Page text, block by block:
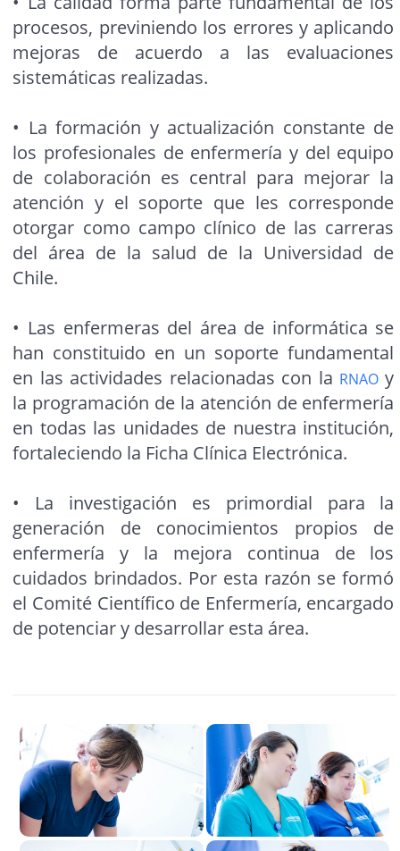
procesos, previniendo los errores y aplicando
mejoras de acuerdo a las evaluaciones
sistemáticas realizadas.
• La formación y actualización constante de
los profesionales de enfermería y del equipo
de colaboración es central para mejorar la
atención y el soporte que les corresponde
otorgar como campo clínico de las carreras
del área de la salud de la Universidad de
Chile.
• Las enfermeras del área de informática se
han constituido en un soporte fundamental
en las actividades relacionadas con la RNAOy
la programación de la atención de enfermería
en todas las unidades de nuestra institución,
fortaleciendo la Ficha Clínica Electrónica.
• La investigación es primordial para la
generación de conocimientos propios de
enfermería y la mejora continua de los
cuidados brindados. Por esta razón se formó
el Comité Científico de Enfermería, encargado
de potenciar y desarrollar esta área.